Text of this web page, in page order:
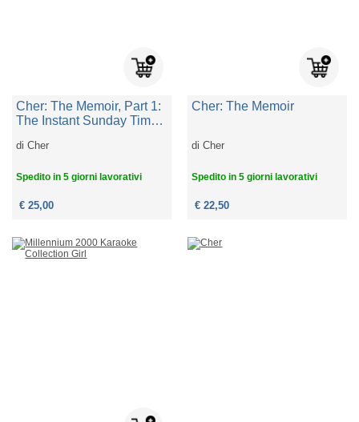
Cher: The Memoir, Part 1:
The Instant Sunday Times
diCher
Spedito in 5 giorni lavorativi
€ 25,00
Cher: The Memoir
diCher
Spedito in 5 giorni lavorativi
€ 22,50